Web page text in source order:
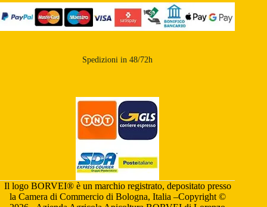
Spedizioni in 48/72h
Il logo BORVEI® è un marchio registrato, depositato presso
la Camera di Commercio di Bologna, Italia –Copyright ©